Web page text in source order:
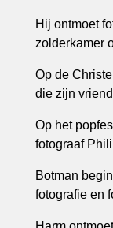
Hij ontmoet
zolderkamer
Op de
die zijn
Op het
fotograaf
Botman
fotografie en